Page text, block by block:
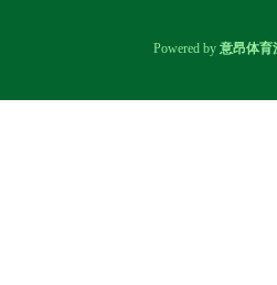
Powered by 意昂体育